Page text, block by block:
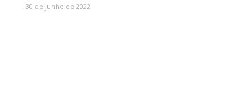
30 de junho de 2022